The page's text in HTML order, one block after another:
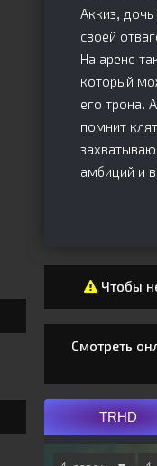
Аккиз, дочь
своей
На арене
который
его трона.
помнит
амбиций и
Чтобы
Смотреть
TRHD